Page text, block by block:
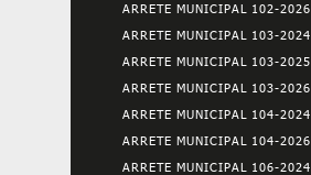
ARRETE MUNICIPAL 102-2026
ARRETE MUNICIPAL 103-2024
ARRETE MUNICIPAL 103-2025
ARRETE MUNICIPAL 103-2026
ARRETE MUNICIPAL 104-2024
ARRETE MUNICIPAL 104-2026
ARRETE MUNICIPAL 106-2024